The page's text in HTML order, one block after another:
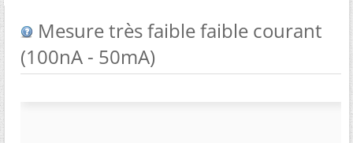
Mesure très faible faible courant
(100nA - 50mA)